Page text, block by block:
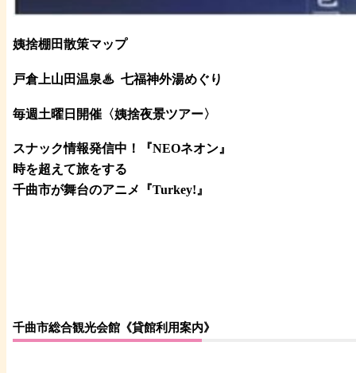
姨捨棚田散策マップ
戸倉上山田温泉♨ 七福神外湯めぐり
毎週土曜日開催〈姨捨夜景ツアー〉
スナック情報発信中！『NEOネオン』
時を超えて旅をする
千曲市が舞台のアニメ『Turkey!』
千曲市総合観光会館《貸館利用案内》